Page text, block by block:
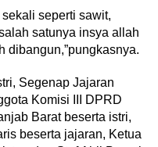
seperti sawit,
satunya insya allah
dibangun,”pungkasnya.
Segenap Jajaran
Komisi III DPRD
Barat beserta istri,
beserta jajaran, Ketua